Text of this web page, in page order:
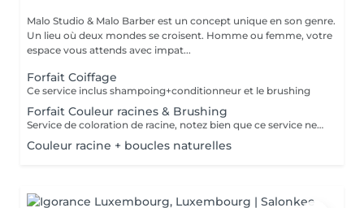
Malo Studio & Malo Barber est un concept unique en son genre.
Un lieu où deux mondes se croisent. Homme ou femme, votre
espace vous attends avec impat...
Forfait Coiffage
Ce service inclus shampoing+conditionneur et le brushing
Forfait Couleur racines & Brushing
Service de coloration de racine, notez bien que ce service ne permet pas d‘effectuer d’importants éclaircissements tel qu‘un balayage ou des mèches.
Couleur racine + boucles naturelles